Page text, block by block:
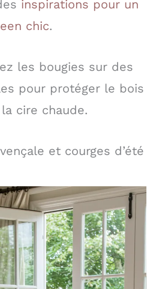
inspirations pour un
chic.
les bougies sur des
pour protéger le bois
cire chaude.
et courges d’été